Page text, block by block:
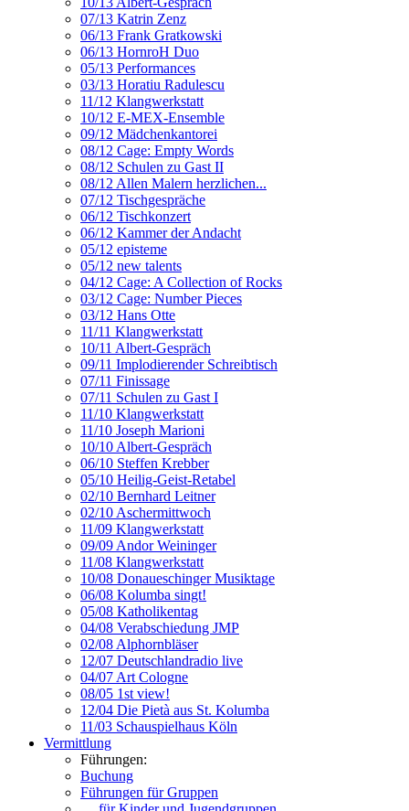
07/13 Katrin Zenz
06/13 Frank Gratkowski
06/13 HornroH Duo
05/13 Performances
03/13 Horatiu Radulescu
11/12 Klangwerkstatt
10/12 E-MEX-Ensemble
09/12 Mädchenkantorei
08/12 Cage: Empty Words
08/12 Schulen zu Gast II
08/12 Allen Malern herzlichen...
07/12 Tischgespräche
06/12 Tischkonzert
06/12 Kammer der Andacht
05/12 episteme
05/12 new talents
04/12 Cage: A Collection of Rocks
03/12 Cage: Number Pieces
03/12 Hans Otte
11/11 Klangwerkstatt
10/11 Albert-Gespräch
09/11 Implodierender Schreibtisch
07/11 Finissage
07/11 Schulen zu Gast I
11/10 Klangwerkstatt
11/10 Joseph Marioni
10/10 Albert-Gespräch
06/10 Steffen Krebber
05/10 Heilig-Geist-Retabel
02/10 Bernhard Leitner
02/10 Aschermittwoch
11/09 Klangwerkstatt
09/09 Andor Weininger
11/08 Klangwerkstatt
10/08 Donaueschinger Musiktage
06/08 Kolumba singt!
05/08 Katholikentag
04/08 Verabschiedung JMP
02/08 Alphornbläser
12/07 Deutschlandradio live
04/07 Art Cologne
08/05 1st view!
12/04 Die Pietà aus St. Kolumba
11/03 Schauspielhaus Köln
Vermittlung
Führungen:
Buchung
Führungen für Gruppen